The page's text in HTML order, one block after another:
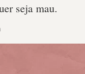
seja mau.